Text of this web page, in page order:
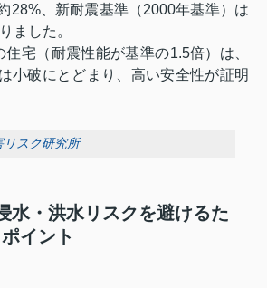
28%、新耐震基準（2000年基準）は
ました。
住宅（耐震性能が基準の1.5倍）は、
小破にとどまり、高い安全性が証明
リスク研究所
水・洪水リスクを避けるた
イント